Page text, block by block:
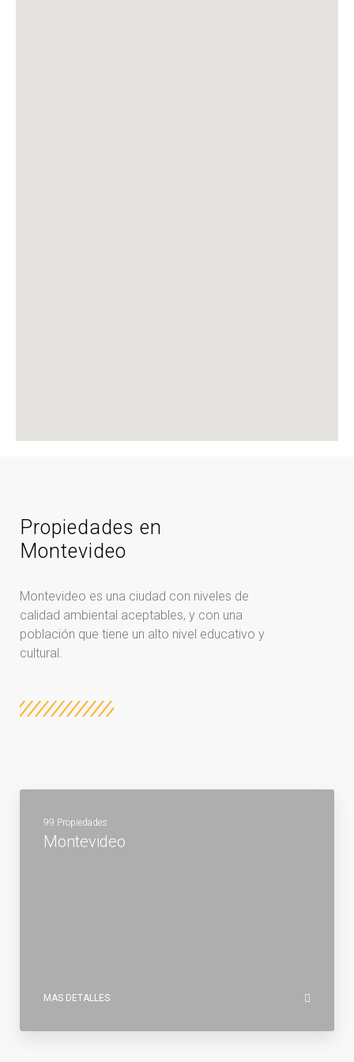
Propiedades en
Montevideo
Montevideo es una ciudad con niveles de
calidad ambiental aceptables, y con una
población que tiene un alto nivel educativo y
cultural.
99 Propiedades
Montevideo
MAS DETALLES